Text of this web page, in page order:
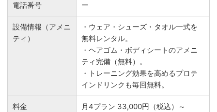
電話番号 ー
設備情報（アメニ
ティ）
・ウェア・シューズ・タオル一式を
無料レンタル。
・ヘアゴム・ボディシートのアメニ
ティ完備（無料）。
・トレーニング効果を高めるプロテ
インドリンクも毎回無料。
料金
月4プラン 33,000円（税込）～